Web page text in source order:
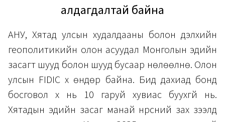
алдагдалтай байна
АНУ, Хятад улсын худалдааны болон дэлхийн
геополитикийн олон асуудал Монголын эдийн
засагт шууд болон шууд бусаар нөлөөлнө. Олон
улсын FIDIC хүү өндөр байна. Бид дахиад бонд
босговол хүү нь 10 гаруй хувиас буухгүй нь.
Хятадын эдийн засаг манай нүүрсний зах зээлд